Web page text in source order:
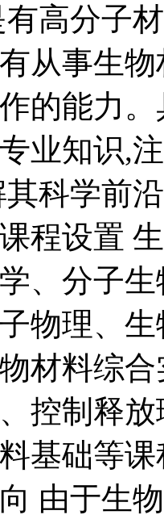
高分子
从事生
的能力
业知识,
科学前
程设置
、分子
物理、
材料综
控制释
基础等
由于生